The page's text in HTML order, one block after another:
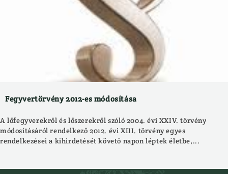
Fegyvertörvény 2012-es módosítása
A lőfegyverekről és lőszerekről szóló 2004. évi XXIV. törvény
módosításáról rendelkező 2012. évi XIII. törvény egyes
rendelkezései a kihirdetését követő napon léptek életbe,...